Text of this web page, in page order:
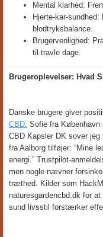
Mental klarhed:
Hjerte-kar-
blodtryksbalance.
Brugervenlighed:
til travle dage.
Brugeroplevelser: Hvad
Danske brugere giver
CBD. Sofie fra København
CBD Kapsler DK sover
fra Aalborg tilføjer: “Mine
energi.” Trustpilot-
men nogle nævner
træthed. Kilder som
naturesgardencbd.dk for
sund livsstil forstærker